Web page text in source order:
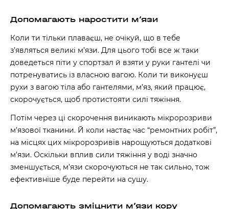
Допомагають наростити м’язи
Коли ти тільки плаваєш, не очікуй, що в тебе
з’являться великі м’язи. Для цього тобі все ж таки
доведеться піти у спортзал й взяти у руки гантелі чи
потренуватись із власною вагою. Коли ти виконуєш
рухи з вагою тіла або гантелями, м’яз, який працює,
скорочується, щоб протистояти силі тяжіння.
Потім через ці скорочення виникають мікророзриви
м’язової тканини. Й коли настає час “ремонтних робіт”,
на місцях цих мікророзривів нарощуються додаткові
м’язи. Оскільки вплив сили тяжіння у воді значно
зменшується, м’язи скорочуються не так сильно, тож
ефективніше буде перейти на сушу.
Допомагають зміцнити м’язи кору